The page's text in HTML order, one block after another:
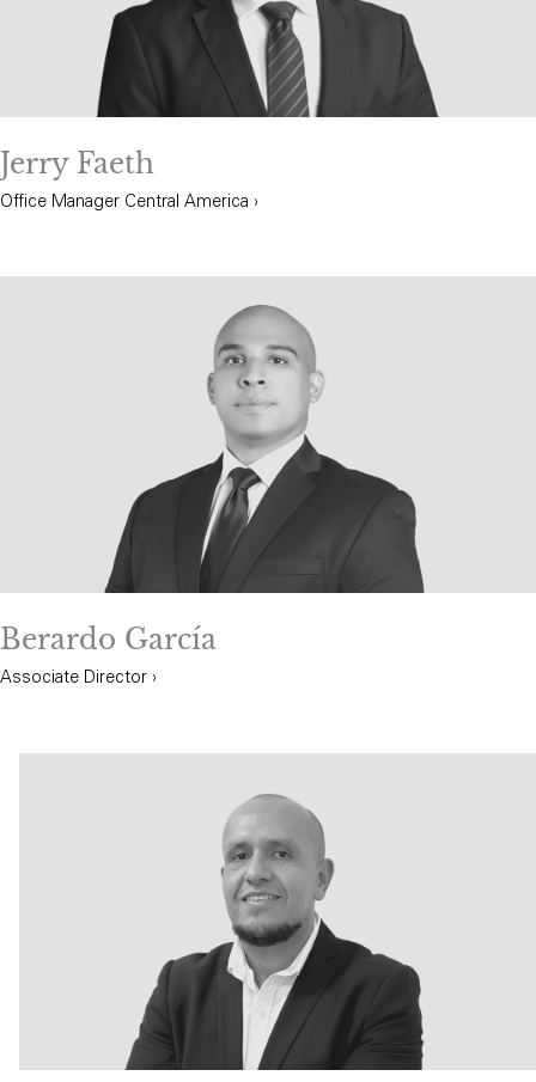
Jerry Faeth
Office Manager Central America ›
Berardo García
Associate Director ›